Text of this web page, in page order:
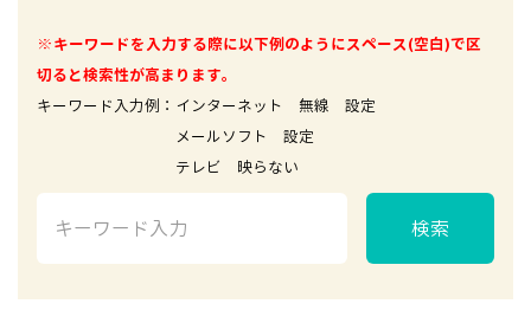
※キーワードを入力する際に以下例のようにスペース(空白)で区
切ると検索性が高まります。
キーワード入力例：インターネット 無線 設定
メールソフト 設定
テレビ 映らない
検索